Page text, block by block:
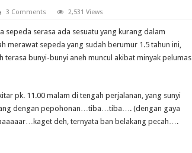
3 Comments 2,531 Views
sepeda serasa ada sesuatu yang kurang dalam
merawat sepeda yang sudah berumur 1.5 tahun ini,
terasa bunyi-bunyi aneh muncul akibat minyak pelumas
pk. 11.00 malam di tengah perjalanan, yang sunyi
dengan pepohonan…tiba…tiba…. (dengan gaya
deh, ternyata ban belakang pecah….